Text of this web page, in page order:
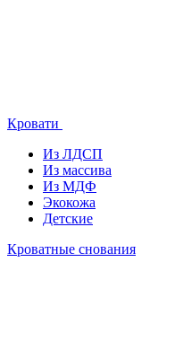
Кровати
Из ЛДСП
Из массива
Из МДФ
Экокожа
Детские
Кроватные снования